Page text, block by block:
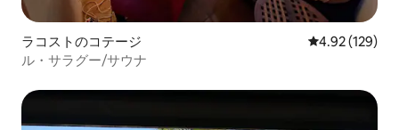
ラコストのコテージ レビュー129
4.92 (129)
ル・サラグー/サウナ